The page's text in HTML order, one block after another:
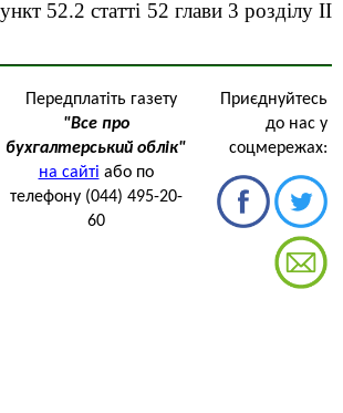
52.2 статті 52 глави 3 роздiлу II
Передплатіть газету
"Все про
бухгалтерський облік"
на сайті або по
телефону (044) 495-20-
60
Приєднуйтесь
до нас у
соцмережах: